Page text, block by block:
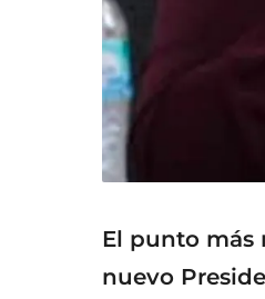
El punto más
nuevo